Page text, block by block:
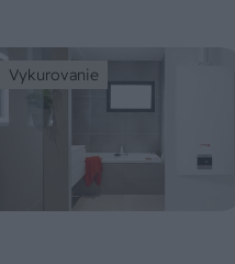
Vykurovanie